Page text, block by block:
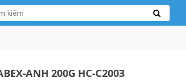
ANH 200G HC-C2003